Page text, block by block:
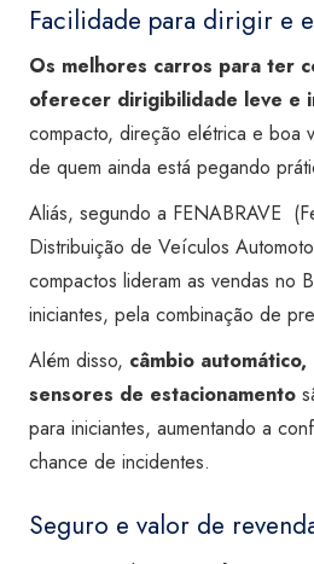
Facilidade para dirigir e
Os melhores carros para ter
oferecer dirigibilidade leve e
compacto, direção elétrica e boa
de quem ainda está pegando
Aliás, segundo a FENABRAVE (
Distribuição de Veículos
compactos lideram as vendas no
iniciantes, pela combinação de
Além disso, câmbio
sensores de estacionamento
para iniciantes, aumentando a
chance de incidentes.
Seguro e valor de